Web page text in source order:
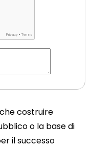
costruire
o la base di
il successo